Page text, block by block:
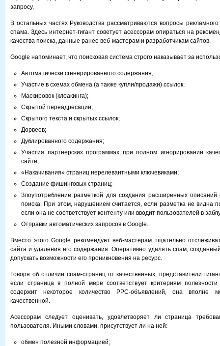
запросу.
В остальных частях Руководства рассматриваются вопросы рекламного
спама. Здесь интернет-гигант советует асессорам опираться на
качества поиска, данные ранее веб-мастерам и разработчикам сайтов.
Google напоминает, что поисковая система строго наказывает за
Автоматически сгенерированного содержания;
Участие в схемах обмена (а также купли/продажи) ссылок;
Маскировок (клоакинга);
Скрытой переадресации;
Скрытого текста и скрытых ссылок;
Дорвеев;
Дублированного содержания;
Участия партнерских программах при полном игнорировании
сайте;
«Накачивания» страниц нерелевантными ключевиками;
Создание фишинговых страниц;
Злоупотребление разметкой для создания расширенных описаний
поиска. При этом, нарушением считается, если разметка не видна
если она не соответствует контенту или вводит пользователей в
Отправки автоматических запросов в Google.
Вместо этого Google рекомендует веб-мастерам тщательно
сайта и удаления его содержания. Оперативно удалять спам,
допускать возможности его проникновения на ресурс.
Говоря об отличии спам-страниц от качественных, представители
если страница в полной мере соответствует критериям
содержит некоторое количество PPC-объявлений, она вполне
качественной.
Асессорам следует оценивать, удовлетворяет ли страница
пользователя. Иными словами, присутствует ли на ней:
обмен полезной информацией;